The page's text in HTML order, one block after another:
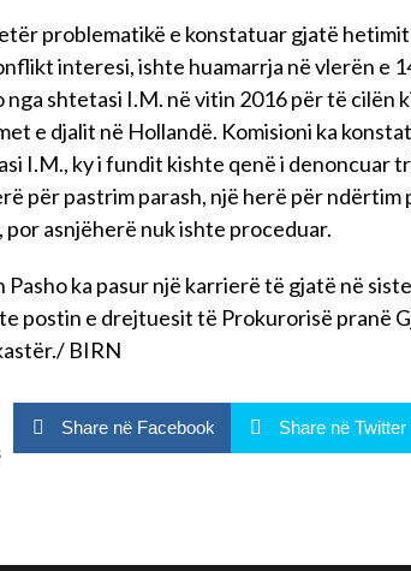
problematikë e konstatuar gjatë
interesi, ishte huamarrja në vlerën e
nga shtetasi I.M. në vitin 2016 për të cilën
e djalit në Hollandë. Komisioni ka
I.M., ky i fundit kishte qenë i denoncuar
për pastrim parash, një herë për
por asnjëherë nuk ishte proceduar.
Pasho ka pasur një karrierë të gjatë në
postin e drejtuesit të Prokurorisë pranë
BIRN
Share në Facebook Share në Twitter